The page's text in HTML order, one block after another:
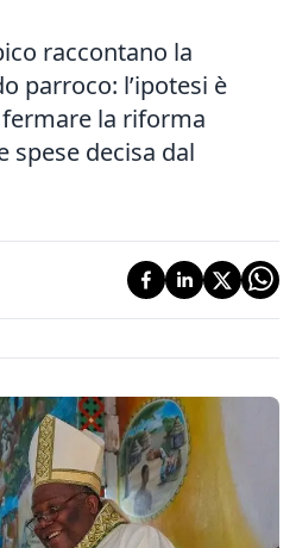
raccontano la
parroco: l’ipotesi è
la riforma
spese decisa dal